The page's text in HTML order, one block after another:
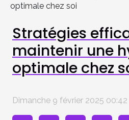
optimale chez soi
Stratégies
maintenir une
optimale chez
Dimanche 9 février 2025 00:42